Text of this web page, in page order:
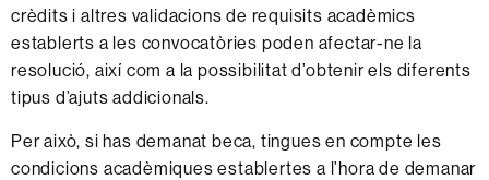
crèdits i altres validacions de requisits acadèmics
establerts a les convocatòries poden afectar-ne la
resolució, així com a la possibilitat d’obtenir els diferents
tipus d’ajuts addicionals.
Per això, si has demanat beca, tingues en compte les
condicions acadèmiques establertes a l’hora de demanar